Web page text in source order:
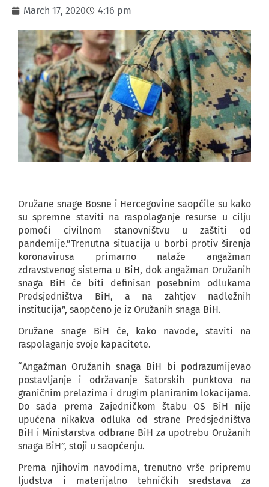
March 17, 2020 4:16 pm
Oružane snage Bosne i Hercegovine saopćile su kako
su spremne staviti na raspolaganje resurse u cilju
pomoći civilnom stanovništvu u zaštiti od
pandemije.”Trenutna situacija u borbi protiv širenja
koronavirusa primarno nalaže angažman
zdravstvenog sistema u BiH, dok angažman Oružanih
snaga BiH će biti definisan posebnim odlukama
Predsjedništva BiH, a na zahtjev nadležnih
institucija”, saopćeno je iz Oružanih snaga BiH.
Oružane snage BiH će, kako navode, staviti na
raspolaganje svoje kapacitete.
“Angažman Oružanih snaga BiH bi podrazumijevao
postavljanje i održavanje šatorskih punktova na
graničnim prelazima i drugim planiranim lokacijama.
Do sada prema Zajedničkom štabu OS BiH nije
upućena nikakva odluka od strane Predsjedništva
BiH i Ministarstva odbrane BiH za upotrebu Oružanih
snaga BiH”, stoji u saopćenju.
Prema njihovim navodima, trenutno vrše pripremu
ljudstva i materijalno tehničkih sredstava za